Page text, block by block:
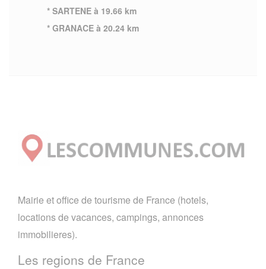
* SARTENE à 19.66 km
* GRANACE à 20.24 km
Mairie et office de tourisme de France (hotels,
locations de vacances, campings, annonces
immobilieres).
Les regions de France